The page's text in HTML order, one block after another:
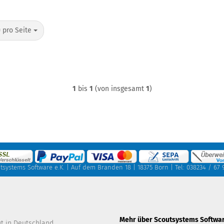
pro Seite
Seite
1 bis 1 (von insgesamt 1)
Software e.K. | Auf dem Branden 18 | 18375 Born | Tel: 038234 / 67
Mehr über Scoutsystems